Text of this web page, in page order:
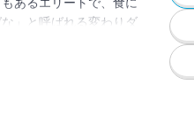
ンド／たまごサンド／
あるエリートで、食に
」と呼ばれる変わりダ
生かして事件の真相に